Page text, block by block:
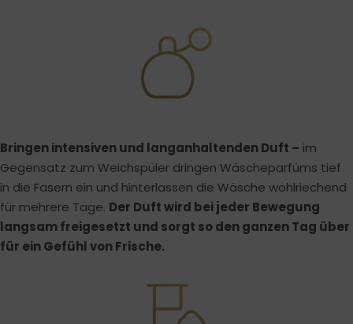
Bringen intensiven und langanhaltenden Duft – im
Gegensatz zum Weichspüler dringen Wäscheparfüms tief
in die Fasern ein und hinterlassen die Wäsche wohlriechend
für mehrere Tage. Der Duft wird bei jeder Bewegung
langsam freigesetzt und sorgt so den ganzen Tag über
für ein Gefühl von Frische.